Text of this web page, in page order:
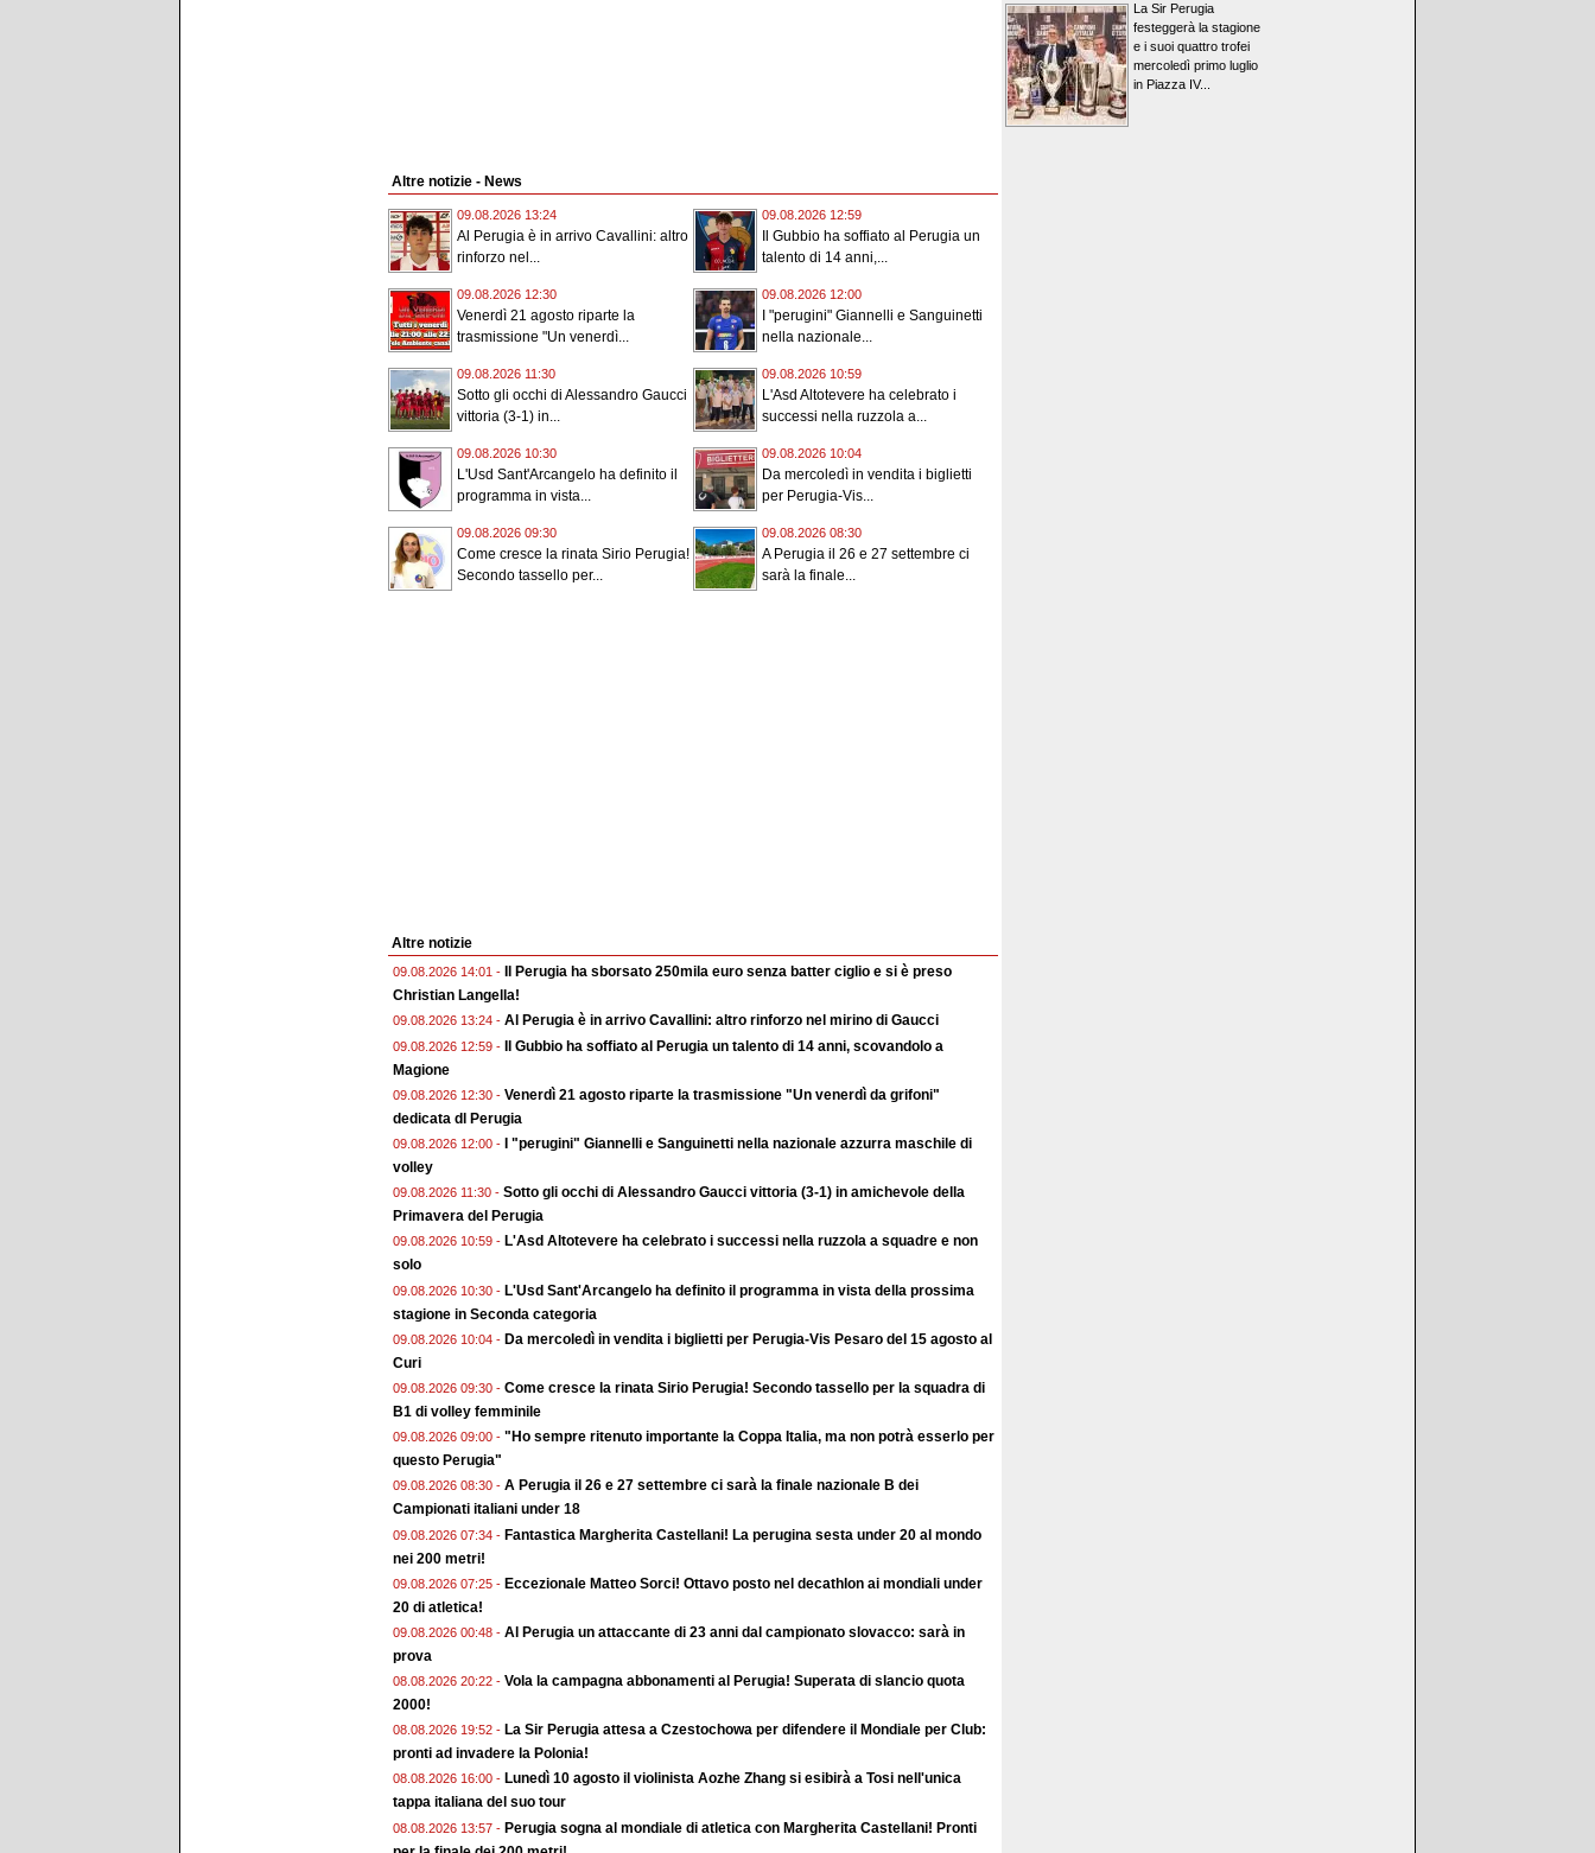
Altre notizie - News
09.08.2026 13:24
Al Perugia è in arrivo Cavallini: altro
rinforzo nel...
09.08.2026 12:59
Il Gubbio ha soffiato al Perugia un
talento di 14 anni,...
09.08.2026 12:30
Venerdì 21 agosto riparte la
trasmissione "Un venerdì...
09.08.2026 12:00
I "perugini" Giannelli e Sanguinetti
nella nazionale...
09.08.2026 11:30
Sotto gli occhi di Alessandro Gaucci
vittoria (3-1) in...
09.08.2026 10:59
L'Asd Altotevere ha celebrato i
successi nella ruzzola a...
09.08.2026 10:30
L'Usd Sant'Arcangelo ha definito il
programma in vista...
09.08.2026 10:04
Da mercoledì in vendita i biglietti
per Perugia-Vis...
09.08.2026 09:30
Come cresce la rinata Sirio Perugia!
Secondo tassello per...
09.08.2026 08:30
A Perugia il 26 e 27 settembre ci
sarà la finale...
Altre notizie
09.08.2026 14:01 -
Il Perugia ha sborsato 250mila euro senza batter ciglio e si è preso
Christian Langella!
09.08.2026 13:24 - Al Perugia è in arrivo Cavallini: altro rinforzo nel mirino di Gaucci
09.08.2026 12:59 - Il Gubbio ha soffiato al Perugia un talento di 14 anni, scovandolo a
Magione
09.08.2026 12:30 - Venerdì 21 agosto riparte la trasmissione "Un venerdì da grifoni"
dedicata dl Perugia
09.08.2026 12:00 -
I "perugini" Giannelli e Sanguinetti nella nazionale azzurra maschile di
volley
09.08.2026 11:30 - Sotto gli occhi di Alessandro Gaucci vittoria (3-1) in amichevole della
Primavera del Perugia
09.08.2026 10:59 - L'Asd Altotevere ha celebrato i successi nella ruzzola a squadre e non
solo
09.08.2026 10:30 - L'Usd Sant'Arcangelo ha definito il programma in vista della prossima
stagione in Seconda categoria
09.08.2026 10:04 - Da mercoledì in vendita i biglietti per Perugia-Vis Pesaro del 15 agosto al
Curi
09.08.2026 09:30 - Come cresce la rinata Sirio Perugia! Secondo tassello per la squadra di
B1 di volley femminile
09.08.2026 09:00 - "Ho sempre ritenuto importante la Coppa Italia, ma non potrà esserlo per
questo Perugia"
09.08.2026 08:30 - A Perugia il 26 e 27 settembre ci sarà la finale nazionale B dei
Campionati italiani under 18
09.08.2026 07:34 - Fantastica Margherita Castellani! La perugina sesta under 20 al mondo
nei 200 metri!
09.08.2026 07:25 - Eccezionale Matteo Sorci! Ottavo posto nel decathlon ai mondiali under
20 di atletica!
09.08.2026 00:48 - Al Perugia un attaccante di 23 anni dal campionato slovacco: sarà in
prova
08.08.2026 20:22 - Vola la campagna abbonamenti al Perugia! Superata di slancio quota
2000!
08.08.2026 19:52 - La Sir Perugia attesa a Czestochowa per difendere il Mondiale per Club:
pronti ad invadere la Polonia!
08.08.2026 16:00 - Lunedì 10 agosto il violinista Aozhe Zhang si esibirà a Tosi nell'unica
tappa italiana del suo tour
08.08.2026 13:57 - Perugia sogna al mondiale di atletica con Margherita Castellani! Pronti
La Sir Perugia
festeggerà la stagione
e i suoi quattro trofei
mercoledì primo luglio
in Piazza IV...